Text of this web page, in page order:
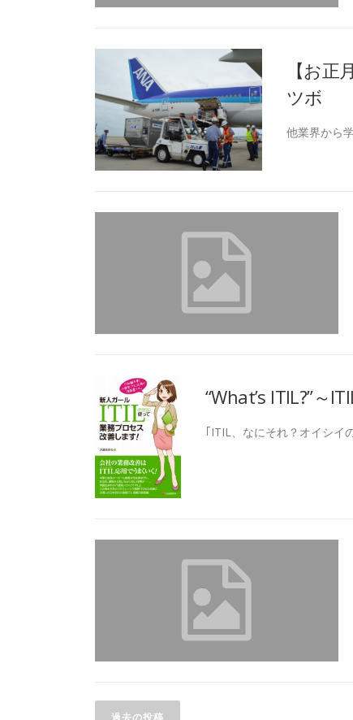
【お
ツボ
他業界から
“What’s ITIL?”～
｢ITIL、なにそれ？オイシイ
投
過去の投稿